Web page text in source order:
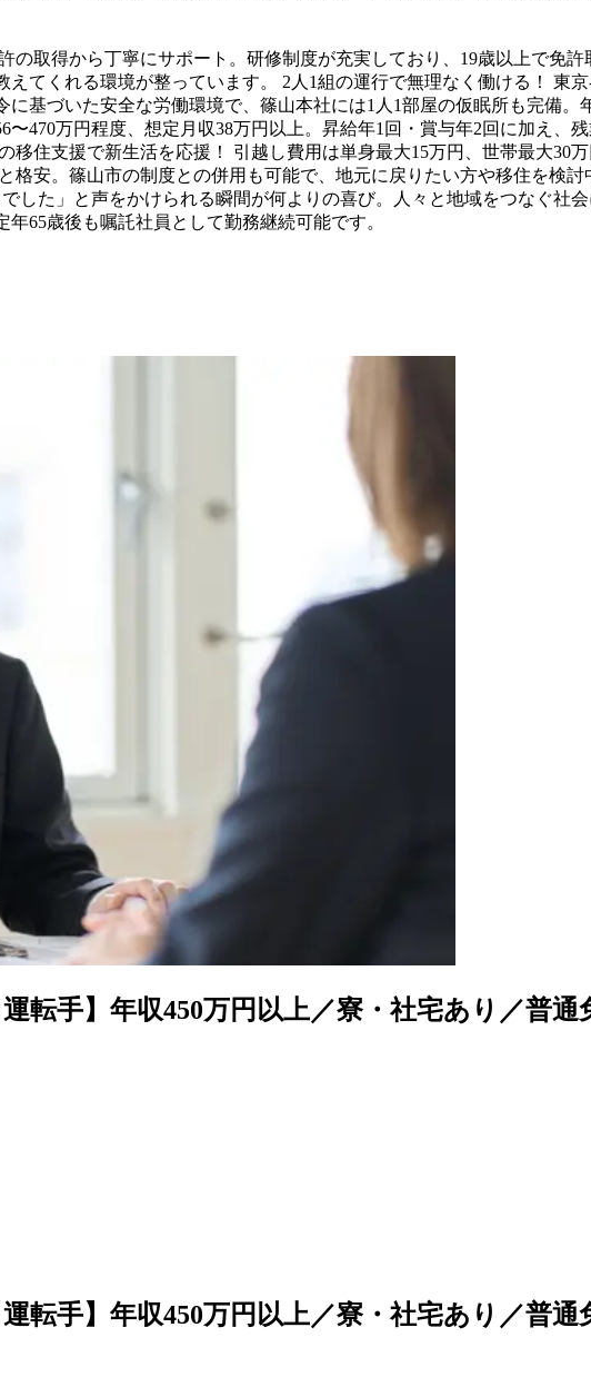
取得から丁寧にサポート。研修制度が充実しており、19歳以上で免
てくれる環境が整っています。 2人1組の運行で無理なく働ける！ 東
基づいた安全な労働環境で、篠山本社には1人1部屋の仮眠所も完備。
470万円程度、想定月収38万円以上。昇給年1回・賞与年2回に加え、
住支援で新生活を応援！ 引越し費用は単身最大15万円、世帯最大30
格安。篠山市の制度との併用も可能で、地元に戻りたい方や移住を検
した」と声をかけられる瞬間が何よりの喜び。人々と地域をつなぐ社
65歳後も嘱託社員として勤務継続可能です。
転手】年収450万円以上／寮・社宅あり／普通
転手】年収450万円以上／寮・社宅あり／普通